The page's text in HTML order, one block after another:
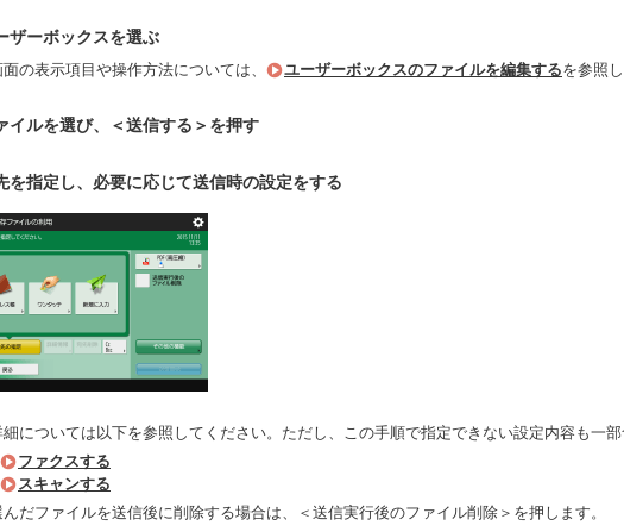
ザーボックスを選ぶ
面の表示項目や操作方法については、 ユーザーボックスのファイルを編集するを参照
イルを選び、＜送信する＞を押す
を指定し、必要に応じて送信時の設定をする
細については以下を参照してください。ただし、この手順で指定できない設定内容も一部
ファクスする
スキャンする
んだファイルを送信後に削除する場合は、＜送信実行後のファイル削除＞を押します。